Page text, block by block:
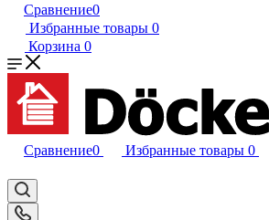
Сравнение0
Избранные товары 0
Корзина 0
Сравнение0 Избранные товары 0